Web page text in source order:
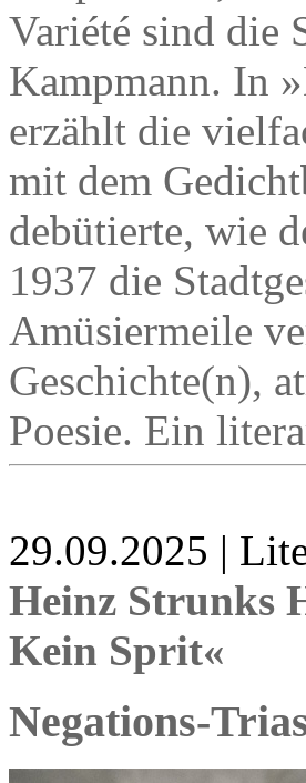
Variété sind die
Kampmann. In
erzählt die
mit dem
debütierte, wie
1937 die
Amüsiermeile
Geschichte(n),
Poesie. Ein
29.09.2025 |
Heinz Strunks
Kein Sprit«
Negations-